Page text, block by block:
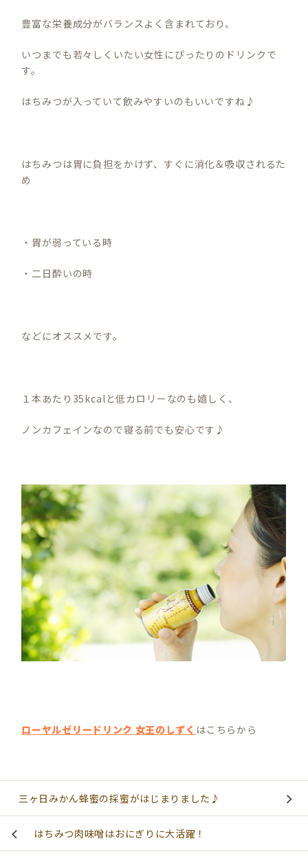
豊富な栄養成分がバランスよく含まれており、
いつまでも若々しくいたい女性にぴったりのドリンクで
す。
はちみつが入っていて飲みやすいのもいいですね♪
はちみつは胃に負担をかけず、すぐに消化＆吸収されるた
め
・胃が弱っている時
・二日酔いの時
などにオススメです。
１本あたり35kcalと低カロリーなのも嬉しく、
ノンカフェインなので寝る前でも安心です♪
ローヤルゼリードリンク 女王のしずく はこちらから
三ヶ日みかん蜂蜜の採蜜がはじまりました♪
はちみつ肉味噌はおにぎりに大活躍！